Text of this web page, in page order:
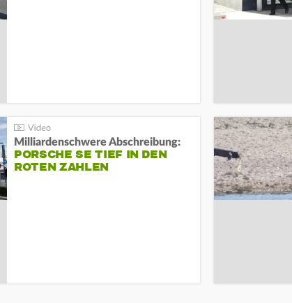
Milliardenschwere Abschreibung:
PORSCHE SE TIEF IN DEN
ROTEN ZAHLEN